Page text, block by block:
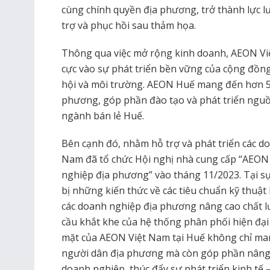
cùng chính quyền địa phương, trở thành lực
trợ và phục hồi sau thảm họa.
Thông qua việc mở rộng kinh doanh, AEON
cực vào sự phát triển bền vững của cộng
hội và môi trường. AEON Huế mang đến hơn
phương, góp phần đào tạo và phát triển
ngành bán lẻ Huế.
Bên cạnh đó, nhằm hỗ trợ và phát triển các
Nam đã tổ chức Hội nghị nhà cung cấp
nghiệp địa phương” vào tháng 11/2023. Tại
bị những kiến thức về các tiêu chuẩn kỹ
các doanh nghiệp địa phương nâng cao chất
cầu khắt khe của hệ thống phân phối hiện
mặt của AEON Việt Nam tại Huế không chỉ
người dân địa phương mà còn góp phần